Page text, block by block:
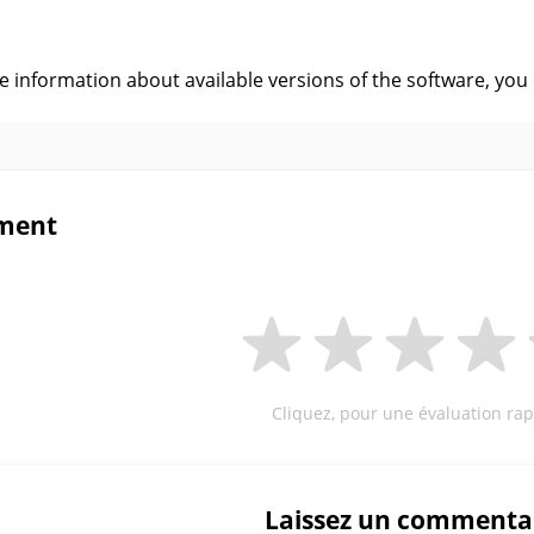
information about available versions of the software,
Cliquez, pour une évaluation
Laissez un